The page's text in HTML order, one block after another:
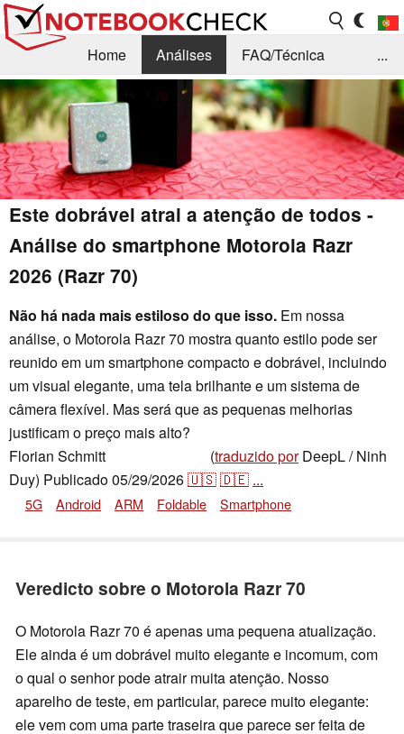
Home Análises
FAQ/Técnica
Notícias
Biblioteca
Consulta para compra
Busca
Contacto
...
Este dobrável atrai a atenção de todos -
Análise do smartphone Motorola Razr
2026 (Razr 70)
Não há nada mais estiloso do que isso. Em nossa
análise, o Motorola Razr 70 mostra quanto estilo pode ser
reunido em um smartphone compacto e dobrável, incluindo
um visual elegante, uma tela brilhante e um sistema de
câmera flexível. Mas será que as pequenas melhorias
justificam o preço mais alto?
Florian Schmitt
(traduzido porDeepL / Ninh
Duy) Publicado05/29/2026🇺🇸🇩🇪 ...
5G Android ARM Foldable Smartphone
Veredicto sobre o Motorola Razr 70
O Motorola Razr 70 é apenas uma pequena atualização.
Ele ainda é um dobrável muito elegante e incomum, com
o qual o senhor pode atrair muita atenção. Nosso
aparelho de teste, em particular, parece muito elegante:
ele vem com uma parte traseira que parece ser feita de